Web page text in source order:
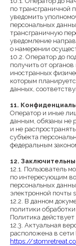
по трансграничной
уведомить
персональных
трансграничную
уведомление
о намерении
10.2. Оператор до
получить от
иностранных
которым
данных,
11.
Оператор и иные
данным, обязаны не
и не
субъекта
федеральным
12.
12.1. Пользователь
по интересующим
персональных
электронной почты
12.2. В данном
политики
Политика
12.3. Актуальная
расположена в
https://